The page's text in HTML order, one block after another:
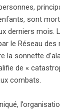
sont
derniers mois.
le Réseau des
la sonnette
de «
combats.